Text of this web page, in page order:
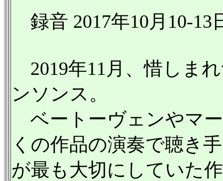
録音 2017年10月10-
2019年11月、惜しま
ンソンス。
ベートーヴェンやマ
くの作品の演奏で聴き
が最も大切にしていた